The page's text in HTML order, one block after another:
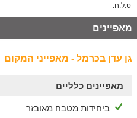
ט.ל.ח.
מאפיינים
גן עדן בכרמל - מאפייני המקום
מאפיינים כלליים
ביחידות מטבח מאובזר